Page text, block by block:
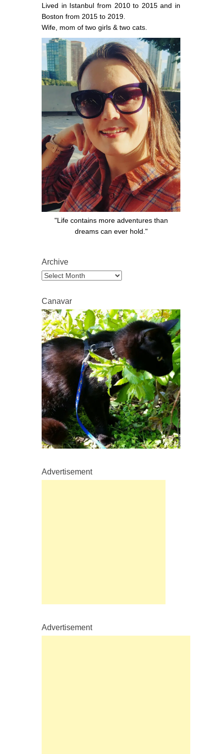
Lived in Istanbul from 2010 to 2015 and in
Boston from 2015 to 2019.
Wife, mom of two girls & two cats.
"Life contains more adventures than
dreams can ever hold."
Archive
Archive
Canavar
Advertisement
Advertisement